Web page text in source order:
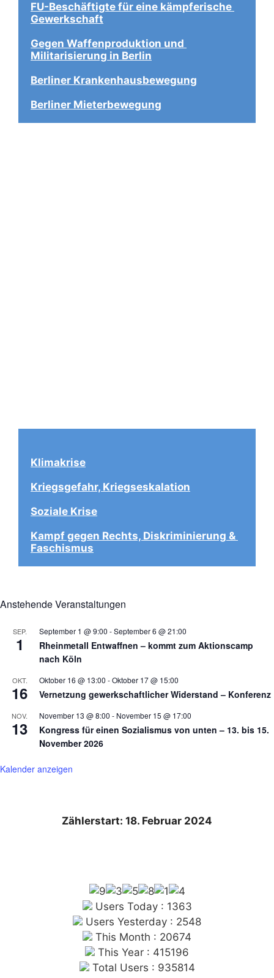
FU-Beschäftigte für eine kämpferische
Gewerkschaft
Gegen Waffenproduktion und
Militarisierung in Berlin
Berliner Krankenhausbewegung
Berliner Mieterbewegung
Klimakrise
Kriegsgefahr, Kriegseskalation
Soziale Krise
Kampf gegen Rechts, Diskriminierung &
Faschismus
Anstehende Veranstaltungen
SEP.
1
September 1 @ 9:00 -September 6 @ 21:00
Rheinmetall Entwaffnen – kommt zum Aktionscamp
nach Köln
OKT.
16
Oktober 16 @ 13:00 -Oktober 17 @ 15:00
Vernetzung gewerkschaftlicher Widerstand – Konferenz
NOV.
13
November 13 @ 8:00 - November 15 @ 17:00
Kongress für einen Sozialismus von unten – 13. bis 15.
November 2026
Kalender anzeigen
Zählerstart: 18. Februar 2024
Users Today : 1363
Users Yesterday : 2548
This Month : 20674
This Year : 415196
Total Users : 935814